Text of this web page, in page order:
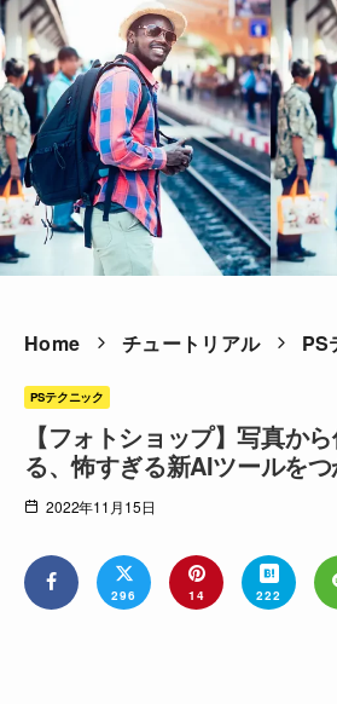
Home チュートリアル PS
PSテクニック
【フォトショップ】写真か
る、怖すぎる新AIツールを
2022年11月15日
296 14 222